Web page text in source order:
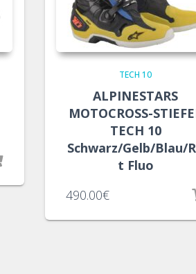
TECH 10
ALPINESTARS
MOTOCROSS-
TECH 10
Schwarz/Gelb/Blau/
t Fluo
490.00€